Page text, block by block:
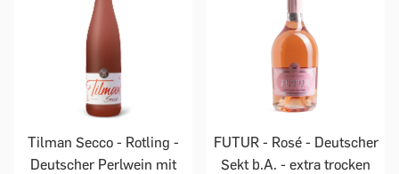
Tilman Secco - Rotling -
Deutscher Perlwein mit
FUTUR - Rosé - Deutscher
Sekt b.A. - extra trocken